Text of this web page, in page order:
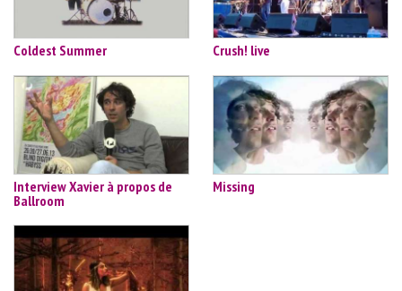
Coldest Summer Crush! live
Interview Xavier à propos de
Ballroom
Missing